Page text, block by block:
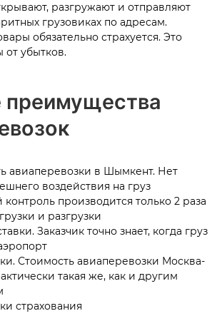
разгружают и отправляют
грузовиках по адресам.
обязательно страхуется. Это
от убытков.
преимущества
авиаперевозки в Шымкент. Нет
воздействия на груз
производится только 2 раза
и разгрузки
Заказчик точно знает, когда груз
Стоимость авиаперевозки Москва-
такая же, как и другим
страхования